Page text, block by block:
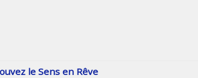
le Sens en Rêve